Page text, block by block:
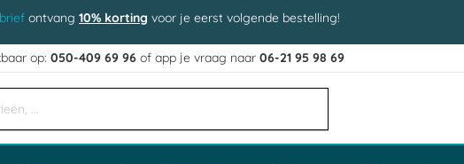
ontvang 10% korting voor je eerst volgende bestelling!
op:050-409 69 96 of app je vraag naar06-21 95 98 69